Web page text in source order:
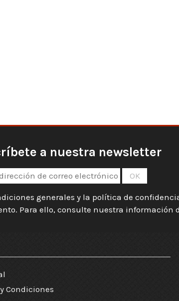
a nuestra newsletter
generales y la política de
Para ello, consulte nuestra información
Condiciones